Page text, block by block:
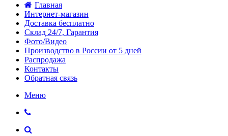
Главная
Интернет-магазин
Доставка бесплатно
Склад 24/7, Гарантия
Фото/Видео
Производство в России от 5 дней
Распродажа
Контакты
Обратная связь
Меню